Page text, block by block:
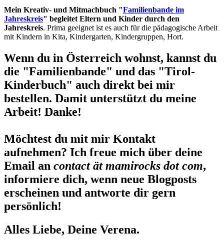
Mein Kreativ- und Mitmachbuch "Familienbande im
Jahreskreis" begleitet Eltern und Kinder durch den
Jahreskreis. Prima geeignet ist es auch für die pädagogische Arbeit
mit Kindern in Kita, Kindergarten, Kindergruppen, Hort.
Wenn du in Österreich wohnst, kannst du
die "Familienbande" und das "Tirol-
Kinderbuch" auch direkt bei mir
bestellen. Damit unterstützt du meine
Arbeit! Danke!
Möchtest du mit mir Kontakt
aufnehmen? Ich freue mich über deine
Email an contact ät mamirocks dot com,
informiere dich, wenn neue Blogposts
erscheinen und antworte dir gern
persönlich!
Alles Liebe, Deine Verena.